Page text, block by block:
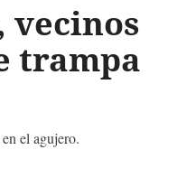
vecinos
trampa
el agujero.